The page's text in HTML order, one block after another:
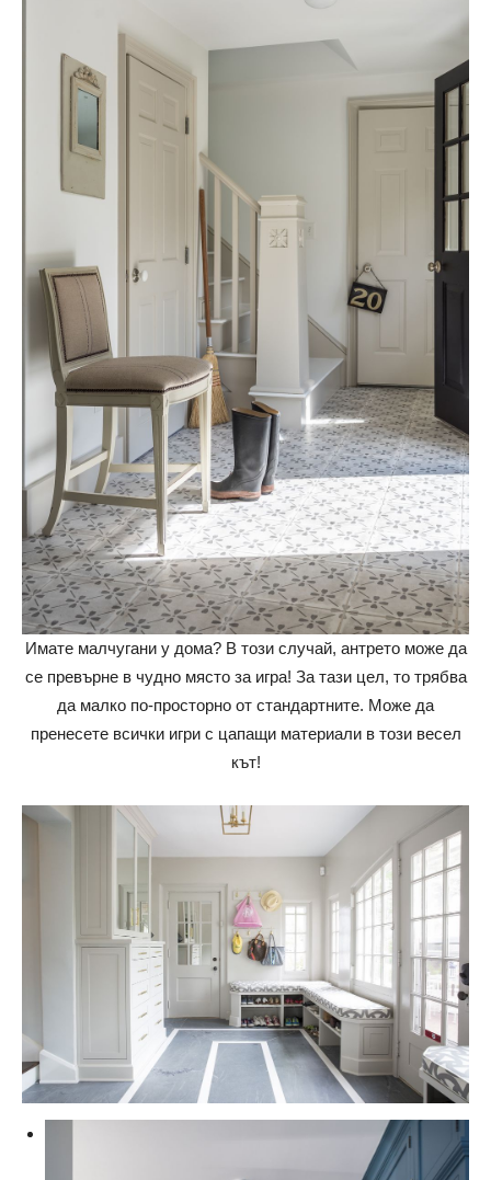
Имате малчугани у дома? В този случай, антрето може да
се превърне в чудно място за игра! За тази цел, то трябва
да малко по-просторно от стандартните. Може да
пренесете всички игри с цапащи материали в този весел
кът!